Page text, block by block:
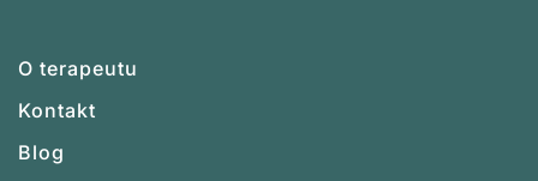
O terapeutu
Kontakt
Blog